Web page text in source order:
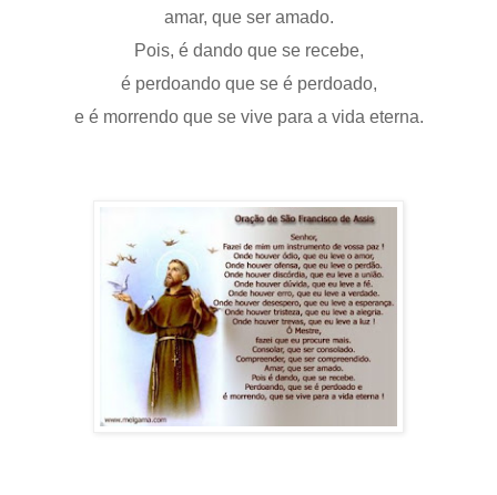
amar, que ser amado.
Pois, é dando que se recebe,
é perdoando que se é perdoado,
e é morrendo que se vive para a vida eterna.